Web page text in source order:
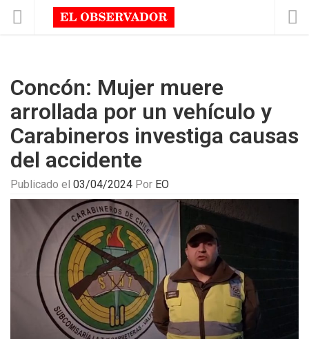
Concón: Mujer muere
arrollada por un vehículo y
Carabineros investiga causas
del accidente
Publicado el 03/04/2024 Por EO